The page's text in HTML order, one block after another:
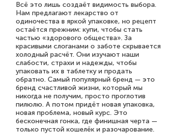
Всё это лишь создаёт видимость выбора.
Нам предлагают лекарство от
одиночества в яркой упаковке, но рецепт
остаётся прежним: купи, чтобы стать
частью «здорового общества». За
красивыми слоганами о заботе скрывается
холодный расчёт. Они изучают наши
слабости, страхи и надежды, чтобы
упаковать их в таблетку и продать
обратно. Самый популярный бренд — это
бренд счастливой жизни, который мы
никогда не получим, просто проглотив
пилюлю. А потом придёт новая упаковка,
новая проблема, новый курс. Это
бесконечная гонка, где финишная черта —
только пустой кошелёк и разочарование.